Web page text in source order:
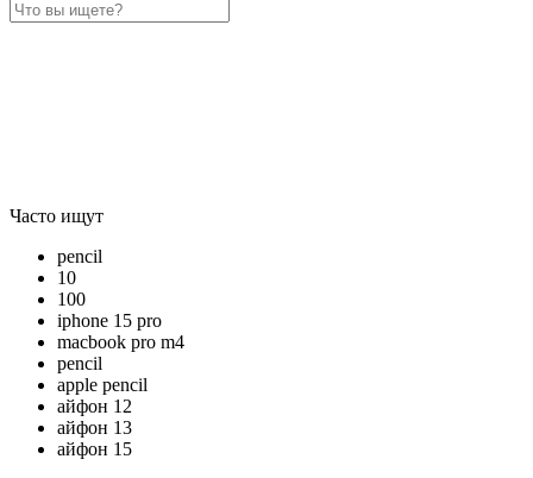
Часто ищут
pencil
10
100
iphone 15 pro
macbook pro m4
pencil
apple pencil
айфон 12
айфон 13
айфон 15